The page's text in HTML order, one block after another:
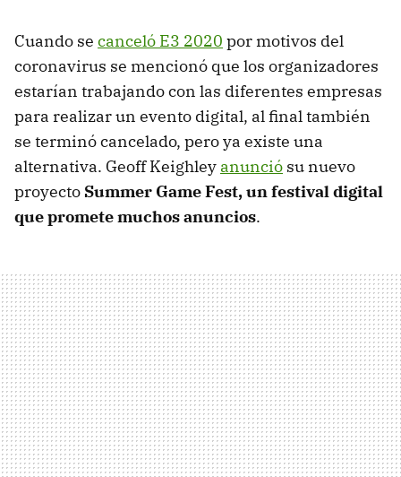
Cuando se canceló E3 2020 por motivos del
coronavirus se mencionó que los organizadores
estarían trabajando con las diferentes empresas
para realizar un evento digital, al final también
se terminó cancelado, pero ya existe una
alternativa. Geoff Keighley anunció su nuevo
proyecto Summer Game Fest, un festival digital
que promete muchos anuncios.